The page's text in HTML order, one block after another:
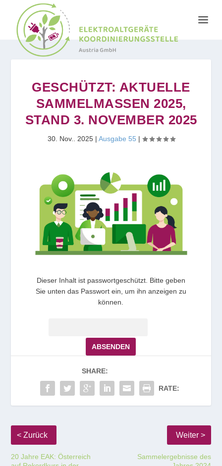
GESCHÜTZT: AKTUELLE
SAMMELMASSEN 2025,
STAND 3. NOVEMBER 2025
30. Nov.. 2025| Ausgabe 55 |
Dieser Inhalt ist passwortgeschützt. Bitte geben
Sie unten das Passwort ein, um ihn anzeigen zu
können.
SHARE:
RATE:
20 Jahre EAK: Österreich
Sammelergebnisse des